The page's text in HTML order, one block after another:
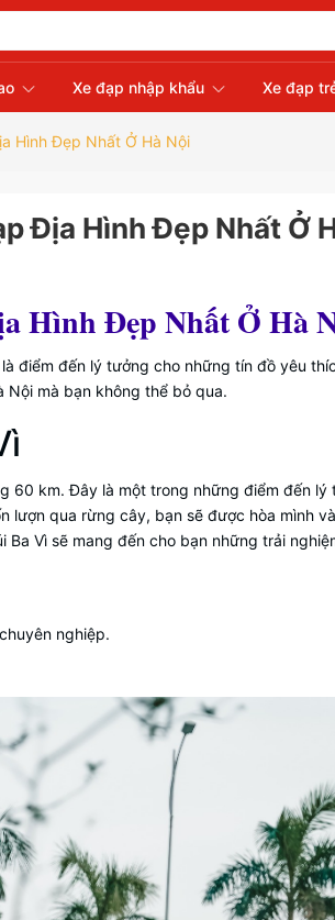
Xe đạp nhập khẩu Xe đạp
Hình Đẹp Nhất Ở Hà Nội
Địa Hình Đẹp Nhất Ở
Hình Đẹp Nhất Ở Hà
điểm đến lý tưởng cho những tín đồ yêu
Nội mà bạn không thể bỏ qua.
60 km. Đây là một trong những điểm đến
lượn qua rừng cây, bạn sẽ được hòa mình
Vì sẽ mang đến cho bạn những trải
nghiệp.